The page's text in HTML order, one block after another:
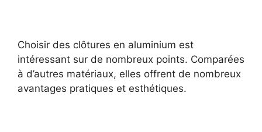
Choisir des clôtures en aluminium est
intéressant sur de nombreux points. Comparées
à d’autres matériaux, elles offrent de nombreux
avantages pratiques et esthétiques.